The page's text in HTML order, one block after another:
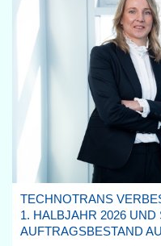
TECHNOTRANS
1. HALBJAHR 2026 UND
AUFTRAGSBESTAND